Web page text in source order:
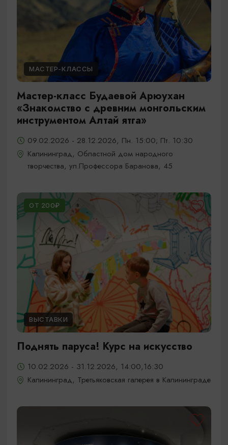
МАСТЕР-КЛАССЫ
Мастер-класс Будаевой Арюухан
«Знакомство с древним монгольским
инструментом Алтай ятга»
09.02.2026 - 28.12.2026, Пн. 15:00; Пт. 10:30
Калининград, Областной дом народного
творчества, ул.Профессора Баранова, 45
ОТ 200₽
ВЫСТАВКИ
Поднять паруса! Курс на искусство
10.02.2026 - 31.12.2026, 14:00,16:30
Калининград, Третьяковская галерея в Калининграде